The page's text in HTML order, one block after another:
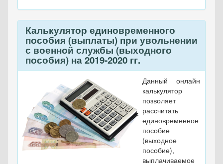
Калькулятор единовременного
пособия (выплаты) при увольнении
с военной службы (выходного
пособия) на 2019-2020 гг.
Данный онлайн
калькулятор
позволяет
рассчитать
единовременное
пособие
(выходное
пособие),
выплачиваемое